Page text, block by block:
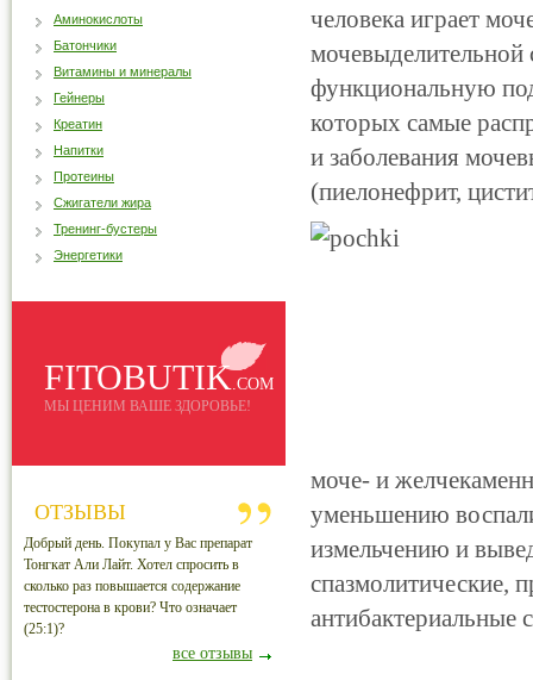
человека играет
мочевыделительной
функциональную
которых самые
и заболевания
(пиелонефрит,
моче- и
уменьшению
измельчению и
спазмолитические,
антибактериальные
Аминокислоты
Батончики
Витамины и минералы
Гейнеры
Креатин
Напитки
Протеины
Сжигатели жира
Тренинг-бустеры
Энергетики
FITOBUTIK.COM
МЫ ЦЕНИМ ВАШЕ ЗДОРОВЬЕ!
ОТЗЫВЫ
Добрый день. Покупал у Вас препарат
Тонгкат Али Лайт. Хотел спросить в
сколько раз повышается содержание
тестостерона в крови? Что означает
(25:1)?
все отзывы